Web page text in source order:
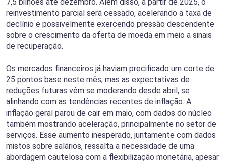
reinvestimento parcial será cessado, acelerando a taxa de
declínio e possivelmente exercendo pressão descendente
sobre o crescimento da oferta de moeda em meio a sinais
de recuperação.
Os mercados financeiros já haviam precificado um corte de
25 pontos base neste mês, mas as expectativas de
reduções futuras vêm se moderando desde abril, se
alinhando com as tendências recentes de inflação. A
inflação geral parou de cair em maio, com dados do núcleo
também mostrando aceleração, principalmente no setor de
serviços. Esse aumento inesperado, juntamente com dados
mistos sobre salários, ressalta a necessidade de uma
abordagem cautelosa com a flexibilização monetária, apesar